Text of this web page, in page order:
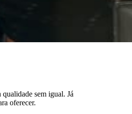
sem igual. Já
oferecer.